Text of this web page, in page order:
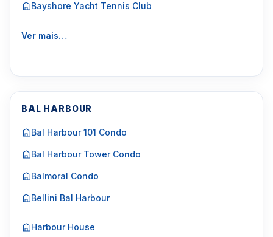
Bayshore Yacht Tennis Club
Ver mais…
BAL HARBOUR
Bal Harbour 101 Condo
Bal Harbour Tower Condo
Balmoral Condo
Bellini Bal Harbour
Harbour House